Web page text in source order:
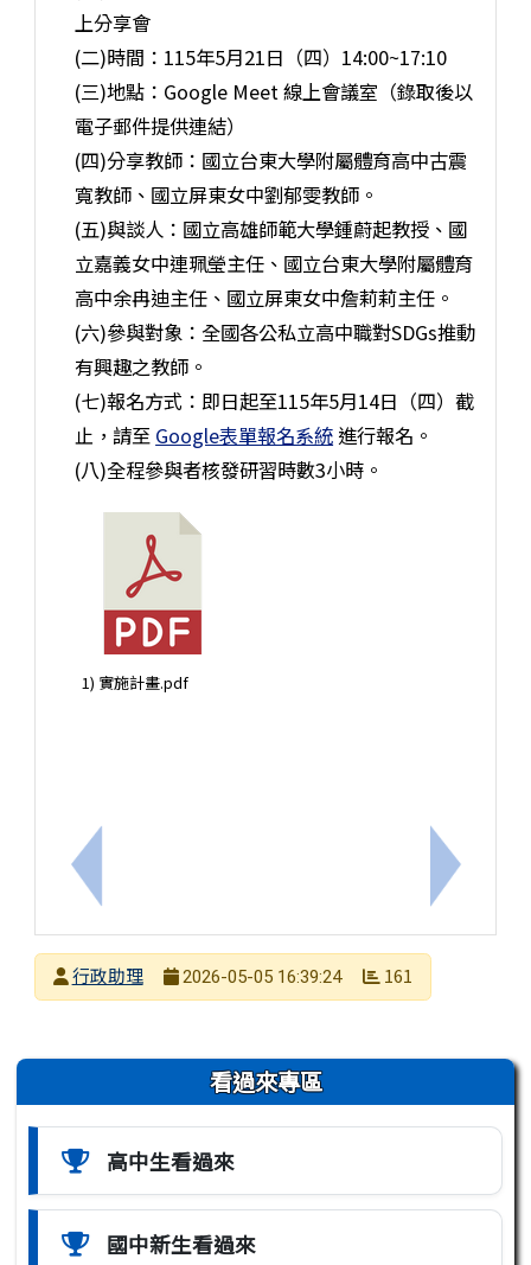
上一筆：【轉知】新北市私立徐匯高級中學辦理「AI
上分享會
(二)時間：115年5月21日（四）14:00~17:10
(三)地點：Google Meet 線上會議室（錄取後以
電子郵件提供連結）
(四)分享教師：國立台東大學附屬體育高中古震
寬教師、國立屏東女中劉郁雯教師。
(五)與談人：國立高雄師範大學鍾蔚起教授、國
立嘉義女中連珮瑩主任、國立台東大學附屬體育
高中余冉迪主任、國立屏東女中詹莉莉主任。
(六)參與對象：全國各公私立高中職對SDGs推動
有興趣之教師。
(七)報名方式：即日起至115年5月14日（四）截
止，請至 Google表單報名系統 進行報名。
(八)全程參與者核發研習時數3小時。
1) 實施計畫.pdf
下一筆：
發布者
行政助理
2026-05-05 16:39:24 161
左邊區域內容 看過來專區
高中生看過來
國中新生看過來